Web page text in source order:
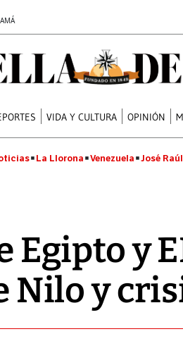
VIDA Y CULTURA OPINIÓN
La Llorona Venezuela José
Egipto y
Nilo y